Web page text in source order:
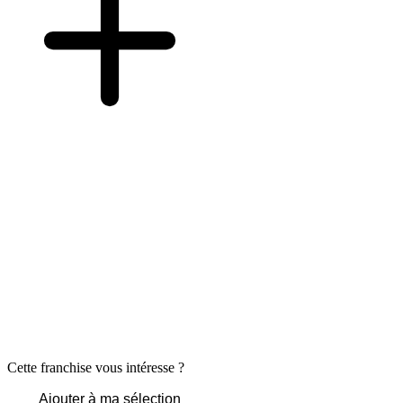
Cette franchise vous intéresse ?
Ajouter à ma sélection